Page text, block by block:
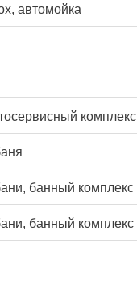
автомойка
комплекс
банный комплекс
банный комплекс